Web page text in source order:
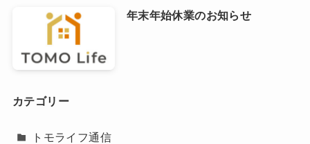
年末年始休業のお知らせ
カテゴリー
トモライフ通信